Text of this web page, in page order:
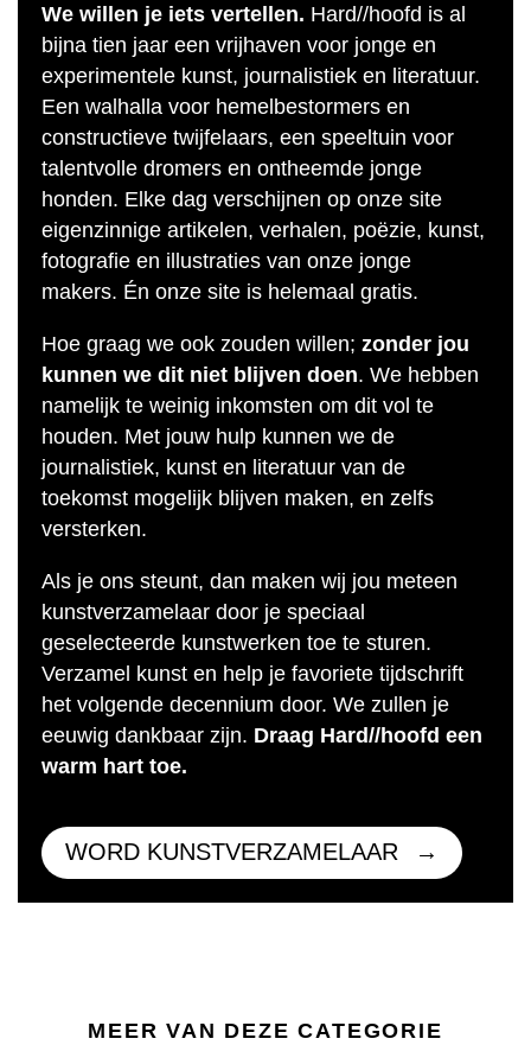
We willen je iets vertellen. Hard//hoofd is al
bijna tien jaar een vrijhaven voor jonge en
experimentele kunst, journalistiek en literatuur.
Een walhalla voor hemelbestormers en
constructieve twijfelaars, een speeltuin voor
talentvolle dromers en ontheemde jonge
honden. Elke dag verschijnen op onze site
eigenzinnige artikelen, verhalen, poëzie, kunst,
fotografie en illustraties van onze jonge
makers. Én onze site is helemaal gratis.
Hoe graag we ook zouden willen; zonder jou
kunnen we dit niet blijven doen. We hebben
namelijk te weinig inkomsten om dit vol te
houden. Met jouw hulp kunnen we de
journalistiek, kunst en literatuur van de
toekomst mogelijk blijven maken, en zelfs
versterken.
Als je ons steunt, dan maken wij jou meteen
kunstverzamelaar door je speciaal
geselecteerde kunstwerken toe te sturen.
Verzamel kunst en help je favoriete tijdschrift
het volgende decennium door. We zullen je
eeuwig dankbaar zijn. Draag Hard//hoofd een
warm hart toe.
WORD KUNSTVERZAMELAAR
MEER VAN DEZE CATEGORIE